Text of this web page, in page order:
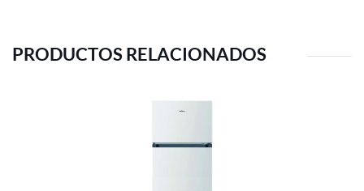
PRODUCTOS RELACIONADOS